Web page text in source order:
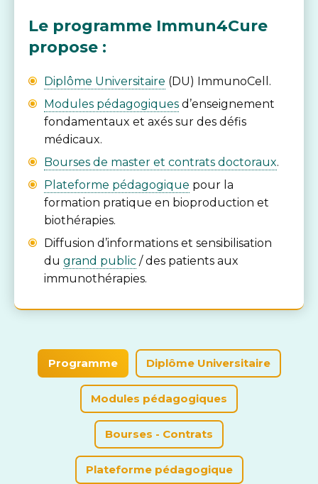
Le programme Immun4Cure
propose :
Diplôme Universitaire (DU) ImmunoCell.
Modules pédagogiques d’enseignement
fondamentaux et axés sur des défis
médicaux.
Bourses de master et contrats doctoraux.
Plateforme pédagogique pour la
formation pratique en bioproduction et
biothérapies.
Diffusion d’informations et sensibilisation
du grand public / des patients aux
immunothérapies.
Programme Diplôme Universitaire
Modules pédagogiques
Bourses - Contrats
Plateforme pédagogique